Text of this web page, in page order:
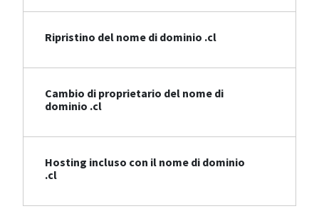
Ripristino del nome di dominio .cl
Cambio di proprietario del nome di
dominio .cl
Hosting incluso con il nome di dominio
.cl